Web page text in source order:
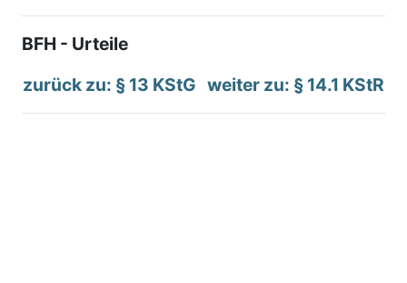
BFH - Urteile
zurück zu: § 13 KStG weiter zu: § 14.1 KStR